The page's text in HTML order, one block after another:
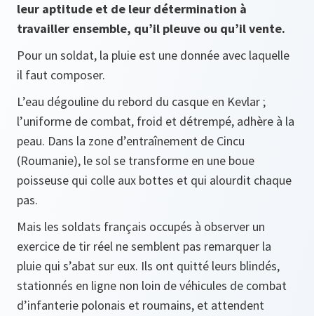
leur aptitude et de leur détermination à
travailler ensemble, qu’il pleuve ou qu’il vente.
Pour un soldat, la pluie est une donnée avec laquelle
il faut composer.
L’eau dégouline du rebord du casque en Kevlar ;
l’uniforme de combat, froid et détrempé, adhère à la
peau. Dans la zone d’entraînement de Cincu
(Roumanie), le sol se transforme en une boue
poisseuse qui colle aux bottes et qui alourdit chaque
pas.
Mais les soldats français occupés à observer un
exercice de tir réel ne semblent pas remarquer la
pluie qui s’abat sur eux. Ils ont quitté leurs blindés,
stationnés en ligne non loin de véhicules de combat
d’infanterie polonais et roumains, et attendent